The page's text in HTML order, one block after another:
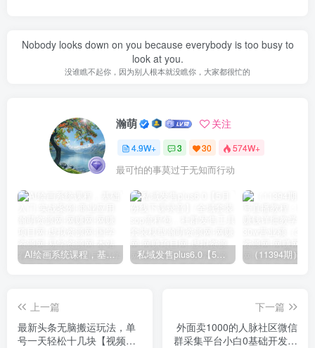
Nobody looks down on you because everybody is too busy to
look at you.
没谁瞧不起你，因为别人根本就没瞧你，大家都很忙的
瀚萌 关注
4.9W+ 3 30 574W+
最可怕的事莫过于无知而行动
AI绘画系统课程，基础入门-实战案例-商业应用 私域发售plus6.0【5月份线下课录音】/全域套装sop流程包，社群发售工具套装模型
上一篇
最新头条无脑搬运玩法，单
号一天轻松十几块【视频教
下一篇
外面卖1000的人脉社区微信
群采集平台小白0基础开发教